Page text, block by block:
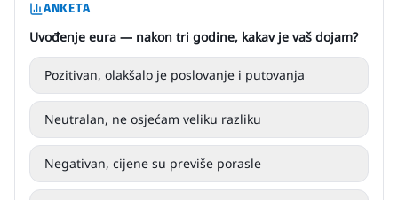
ANKETA
Uvođenje eura — nakon tri godine, kakav je vaš dojam?
Pozitivan, olakšalo je poslovanje i putovanja
Neutralan, ne osjećam veliku razliku
Negativan, cijene su previše porasle